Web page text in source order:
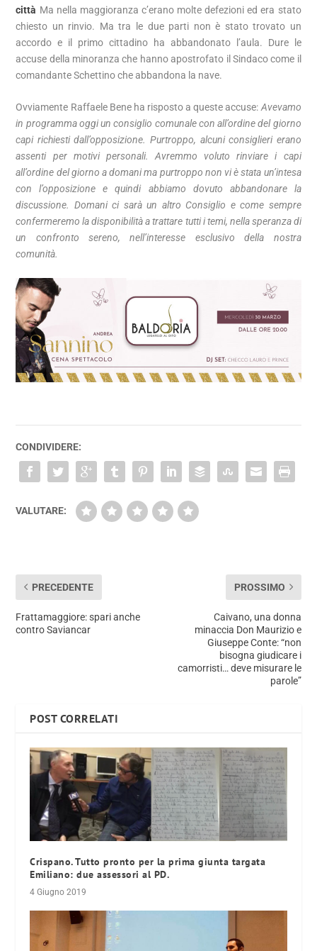
città Ma nella maggioranza c’erano molte defezioni ed era stato
chiesto un rinvio. Ma tra le due parti non è stato trovato un
accordo e il primo cittadino ha abbandonato l’aula. Dure le
accuse della minoranza che hanno apostrofato il Sindaco come il
comandante Schettino che abbandona la nave.
Ovviamente Raffaele Bene ha risposto a queste accuse: Avevamo
in programma oggi un consiglio comunale con all’ordine del giorno
capi richiesti dall’opposizione. Purtroppo, alcuni consiglieri erano
assenti per motivi personali. Avremmo voluto rinviare i capi
all’ordine del giorno a domani ma purtroppo non vi è stata un’intesa
con l’opposizione e quindi abbiamo dovuto abbandonare la
discussione. Domani ci sarà un altro Consiglio e come sempre
confermeremo la disponibilità a trattare tutti i temi, nella speranza di
un confronto sereno, nell’interesse esclusivo della nostra
comunità.
CONDIVIDERE:
VALUTARE:
PRECEDENTE
Frattamaggiore: spari anche
contro Saviancar
PROSSIMO
Caivano, una donna
minaccia Don Maurizio e
Giuseppe Conte: “non
bisogna giudicare i
camorristi… deve misurare le
parole”
POST CORRELATI
Crispano. Tutto pronto per la prima giunta targata
Emiliano: due assessori al PD.
4 Giugno 2019